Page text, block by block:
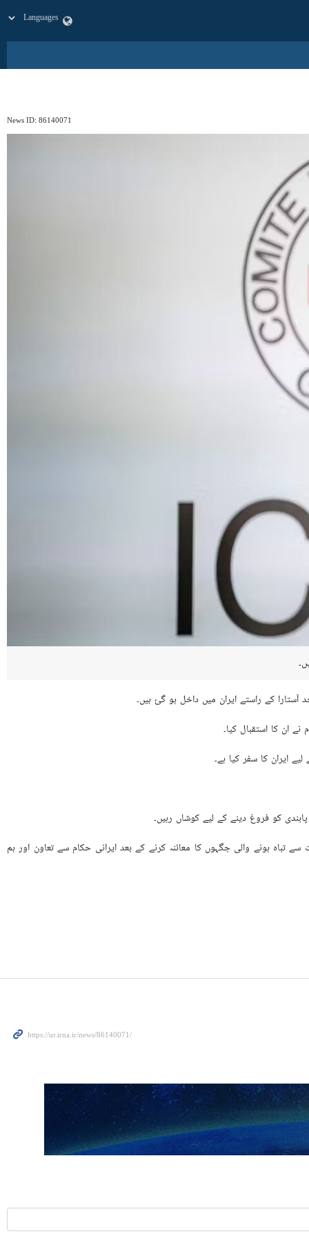
News ID: 86140071
کے راستے ایران میں داخل ہو گئ ہیں۔
ان کا استقبال کیا۔
ایران کا سفر کیا ہے۔
کو فروغ دینے کے لیے کوشاں رہیں۔
ہونے والی جگہوں کا معائنہ کرنے کے بعد ایرانی حکام سے تعاون اور ہم